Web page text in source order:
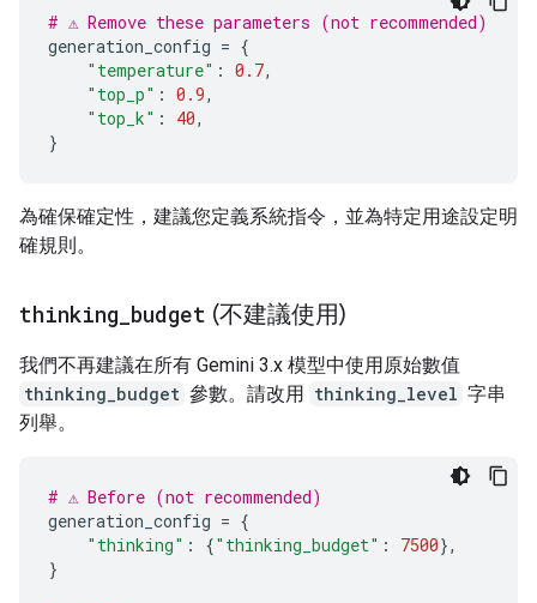
# ⚠️ Remove these parameters (not recommended)
generation_config = {
"temperature" : 0.7,
"top_p" : 0.9,
"top_k" : 40,
}
為確保確定性，建議您定義系統指令，並為特定用途設定明
確規則。
thinking budget (不建議使用)
我們不再建議在所有 Gemini 3.x 模型中使用原始數值
thinking_budget 參數。請改用 thinking_level 字串
列舉。
# ⚠️ Before (not recommended)
generation_config = {
"thinking" : {"thinking_budget" : 7500},
}